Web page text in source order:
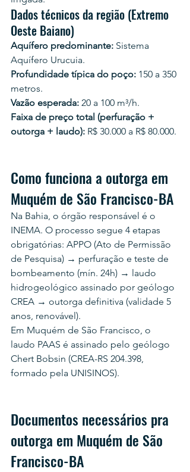
Dados técnicos da região (Extremo
Oeste Baiano)
Aquífero predominante: Sistema
Aquífero Urucuia.
Profundidade típica do poço: 150 a 350
metros.
Vazão esperada: 20 a 100 m³/h.
Faixa de preço total (perfuração +
outorga + laudo): R$ 30.000 a R$ 80.000.
Como funciona a outorga em
Muquém de São Francisco-BA
Na Bahia, o órgão responsável é o
INEMA. O processo segue 4 etapas
obrigatórias: APPO (Ato de Permissão
de Pesquisa) → perfuração e teste de
bombeamento (mín. 24h) → laudo
hidrogeológico assinado por geólogo
CREA → outorga definitiva (validade 5
anos, renovável).
Em Muquém de São Francisco, o
laudo PAAS é assinado pelo geólogo
Chert Bobsin (CREA-RS 204.398,
formado pela UNISINOS).
Documentos necessários pra
outorga em Muquém de São
Francisco-BA